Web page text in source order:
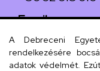
Email
Cím
A Debreceni
rendelkezésére
adatok védelmét.